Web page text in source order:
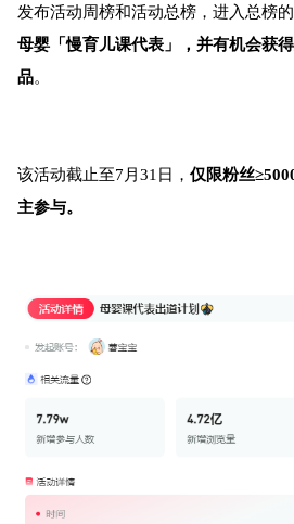
发布活动周榜和活动总榜，进入总榜
母婴「慢育儿课代表」，并有机会获
品。
该活动截止至7月31日， 仅限粉丝
主参与。